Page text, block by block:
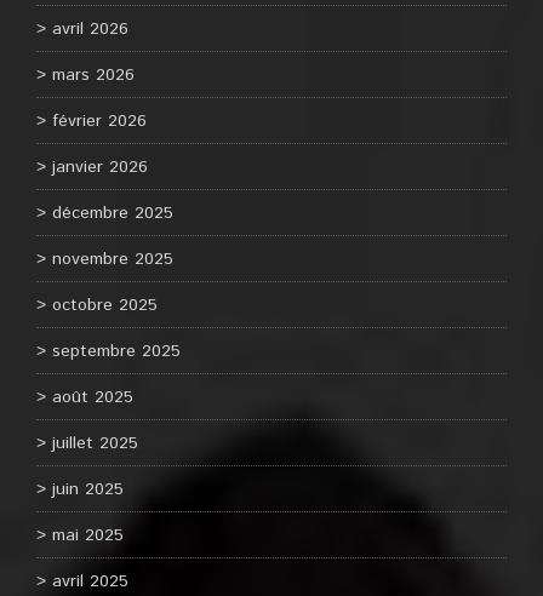
avril 2026
mars 2026
février 2026
janvier 2026
décembre 2025
novembre 2025
octobre 2025
septembre 2025
août 2025
juillet 2025
juin 2025
mai 2025
avril 2025